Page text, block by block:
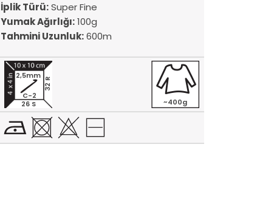
İplik Türü:Super Fine
Yumak Ağırlığı:100g
Tahmini Uzunluk:600m
26 S
32 R
2,5mm
C-2
~400g